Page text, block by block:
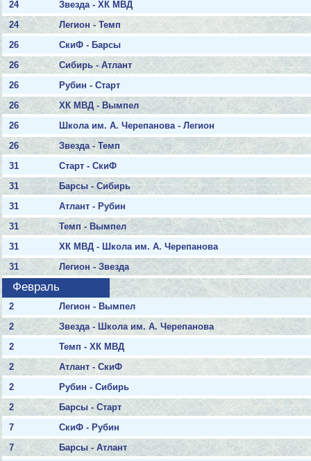
24
Звезда - ХК МВД
24
Легион - Темп
26
СкиФ - Барсы
26
Сибирь - Атлант
26
Рубин - Старт
26
ХК МВД - Вымпел
26
Школа им. А. Черепанова - Легион
26
Звезда - Темп
31
Старт - СкиФ
31
Барсы - Сибирь
31
Атлант - Рубин
31
Темп - Вымпел
31
ХК МВД - Школа им. А. Черепанова
31
Легион - Звезда
Февраль
2
Легион - Вымпел
2
Звезда - Школа им. А. Черепанова
2
Темп - ХК МВД
2
Атлант - СкиФ
2
Рубин - Сибирь
2
Барсы - Старт
7
СкиФ - Рубин
7
Барсы - Атлант